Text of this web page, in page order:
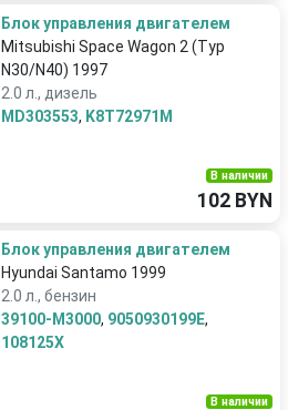
Блок управления двигателем
Mitsubishi Space Wagon 2 (Typ
N30/N40) 1997
2.0 л., дизель
MD303553, K8T72971M
В наличии
102 BYN
Блок управления двигателем
Hyundai Santamo 1999
2.0 л., бензин
39100-M3000, 9050930199E,
108125X
В наличии